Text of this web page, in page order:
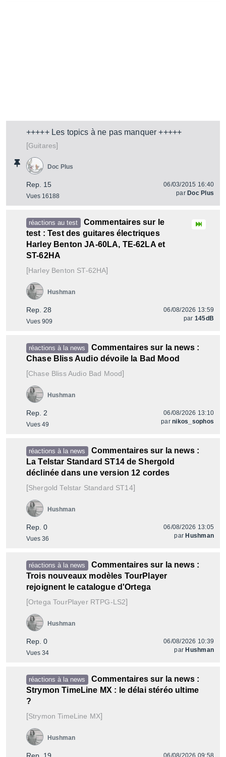
+++++ Les topics à ne pas manquer +++++
[Guitares]
Rep. 15
Vues 16188
Doc Plus
06/03/2015 16:40
par Doc Plus
réactions au test
Commentaires sur le
test : Test des guitares électriques
Harley Benton JA-60LA, TE-62LA et
ST-62HA
[Harley Benton ST-62HA]
Rep. 28
Vues 909
Hushman
06/08/2026 13:59
par 145dB
réactions à la news
Commentaires sur la news :
Chase Bliss Audio dévoile la Bad Mood
[Chase Bliss Audio Bad Mood]
Rep. 2
Vues 49
Hushman
06/08/2026 13:10
parnikos_sophos
réactions à la news
Commentaires sur la news :
La Telstar Standard ST14 de Shergold
déclinée dans une version 12 cordes
[Shergold Telstar Standard ST14]
Rep. 0
Vues 36
Hushman
06/08/2026 13:05
par Hushman
réactions à la news
Commentaires sur la news :
Trois nouveaux modèles TourPlayer
rejoignent le catalogue d'Ortega
[Ortega TourPlayer RTPG-LS2]
Rep. 0
Vues 34
Hushman
06/08/2026 10:39
par Hushman
réactions à la news
Commentaires sur la news :
Strymon TimeLine MX : le délai stéréo ultime
?
[Strymon TimeLine MX]
Hushman
06/08/2026 09:58